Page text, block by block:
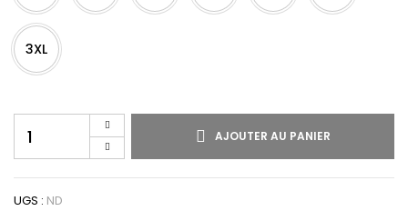
3XL
AJOUTER AU PANIER
UGS : ND